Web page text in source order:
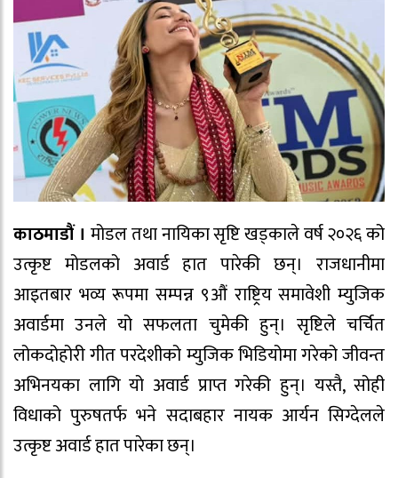
काठमाडौं ।मोडल तथा नायिका सृष्टि खड्काले वर्ष २०२६ को
उत्कृष्ट मोडलको अवार्ड हात पारेकी छन्। राजधानीमा
आइतबार भव्य रूपमा सम्पन्न ९औं राष्ट्रिय समावेशी म्युजिक
अवार्डमा उनले यो सफलता चुमेकी हुन्। सृष्टिले चर्चित
लोकदोहोरी गीत परदेशीको म्युजिक भिडियोमा गरेको जीवन्त
अभिनयका लागि यो अवार्ड प्राप्त गरेकी हुन्। यस्तै, सोही
विधाको पुरुषतर्फ भने सदाबहार नायक आर्यन सिग्देलले
उत्कृष्ट अवार्ड हात पारेका छन्।